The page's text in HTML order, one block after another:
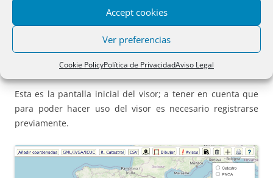
Accept cookies
Ver preferencias
Cookie PolicyPolítica de PrivacidadAviso Legal
Este es el acceso directo
https://www.registradoresdemadrid.org/visor-
coordenadas-gml
Esta es la pantalla inicial del visor; a tener en cuenta que
para poder hacer uso del visor es necesario registrarse
previamente.